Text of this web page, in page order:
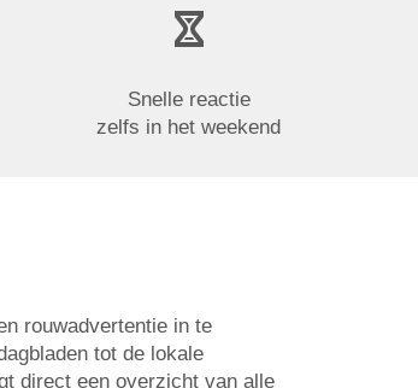
Snelle reactie
zelfs in het weekend
rouwadvertentie in te
tot de lokale
direct een overzicht van alle